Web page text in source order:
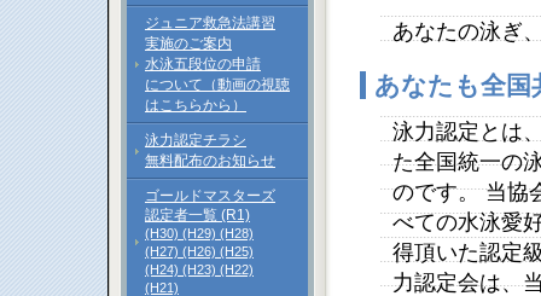
あなたの泳ぎ
あなたも全国
泳力認定とは
た全国統一の
のです。 当協
べての水泳愛
得頂いた認定
力認定会は、
ジュニア救急法講習
実施のご案内
水泳五段位の申請
について（動画の視聴
はこちらから）
泳力認定チラシ
無料配布のお知らせ
ゴールドマスターズ
認定者一覧 (R1)
(H30) (H29) (H28)
(H27) (H26) (H25)
(H24) (H23) (H22)
(H21)